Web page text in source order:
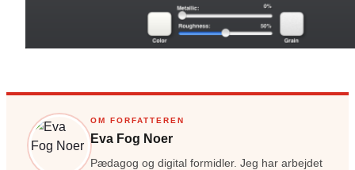
OM FORFATTEREN
Eva Fog Noer
Pædagog og digital formidler. Jeg har arbejdet